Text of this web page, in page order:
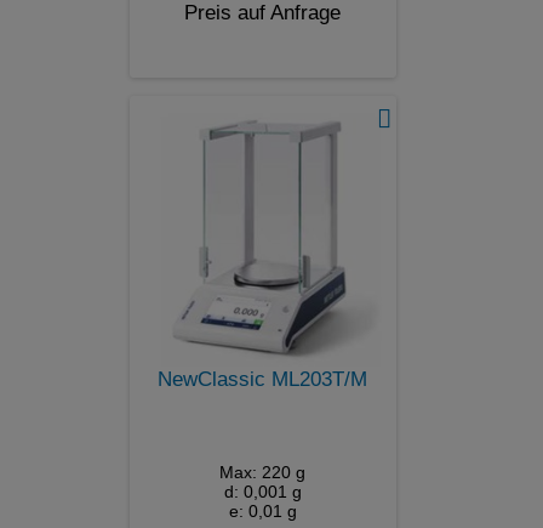
Preis auf Anfrage
NewClassic ML203T/M
Max: 220 g
d: 0,001 g
e: 0,01 g